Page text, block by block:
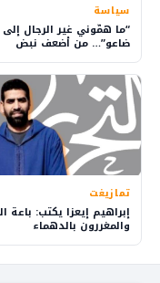
سياسة
“ما همّوني غير الرجال إلى
ضاعو”… من أضعف نبض
تمازيغت
إبراهيم إيعزا يكتب: باعة
والمغررون بالدهماء